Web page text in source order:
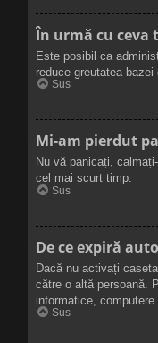
În urmă cu ceva
Este posibil ca
reduce greutatea
Sus
Mi-am pierdut
Nu vă panicați,
cel mai scurt timp.
Sus
De ce expiră
Dacă nu activați caseta
către o altă persoană.
informatice,
Sus